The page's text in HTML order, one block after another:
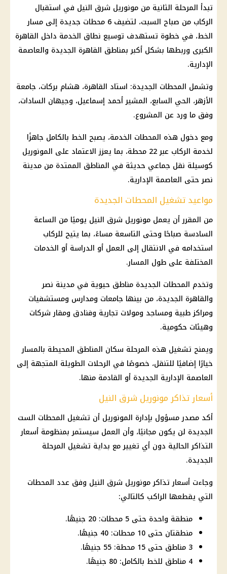
تبدأ المرحلة الثانية من مونوريل شرق النيل في استقبال
الركاب من صباح السبت، لتضيف 6 محطات جديدة إلى مسار
الخط، في خطوة تستهدف توسيع نطاق الخدمة داخل القاهرة
الكبرى وربطها بشكل أكبر بمناطق القاهرة الجديدة والعاصمة
الإدارية.
وتشمل المحطات الجديدة: استاد القاهرة، هشام بركات، جامعة
الأزهر، الحي السابع، المشير أحمد إسماعيل، وجيهان السادات،
وفق ما ورد عن المشروع.
ومع دخول هذه المحطات الخدمة، يصبح الخط بالكامل جاهزًا
لخدمة الركاب عبر 22 محطة، بما يعزز الاعتماد على المونوريل
كوسيلة نقل جماعي حديثة في المناطق الممتدة من مدينة
نصر حتى العاصمة الإدارية.
مواعيد تشغيل المحطات الجديدة
من المقرر أن يعمل مونوريل شرق النيل يوميًا من الساعة
السادسة صباحًا وحتى التاسعة مساءً، بما يتيح للركاب
استخدامه في الانتقال إلى العمل أو الدراسة أو الخدمات
المختلفة على طول المسار.
وتخدم المحطات الجديدة مناطق حيوية في مدينة نصر
والقاهرة الجديدة، من بينها جامعات ومدارس ومستشفيات
ومراكز طبية ومساجد ومولات تجارية وفنادق ومقار شركات
وهيئات حكومية.
ويمنح تشغيل هذه المرحلة سكان المناطق المحيطة بالمسار
خيارًا إضافيًا للتنقل، خصوصًا في الرحلات الطويلة المتجهة إلى
العاصمة الإدارية الجديدة أو القادمة منها.
أسعار تذاكر مونوريل شرق النيل
أكد مصدر مسؤول بإدارة المونوريل أن تشغيل المحطات الست
الجديدة لن يكون مجانيًا، وأن العمل سيستمر بمنظومة أسعار
التذاكر الحالية دون أي تغيير مع بداية تشغيل المرحلة
الجديدة.
وجاءت أسعار تذاكر مونوريل شرق النيل وفق عدد المحطات
التي يقطعها الراكب كالتالي:
منطقة واحدة حتى 5 محطات: 20 جنيهًا.
منطقتان حتى 10 محطات: 40 جنيهًا.
3 مناطق حتى 15 محطة: 55 جنيهًا.
4 مناطق للخط بالكامل: 80 جنيهًا.